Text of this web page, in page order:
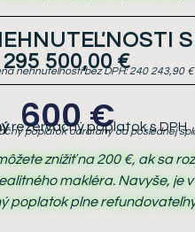
295 500,00 €
nehnuteľnosti bez DPH:240 243,90 €
600 €
rezervačný poplatok s DPH
poplatok odrátaný od poslednej
znížiť na 200 €, ak sa
makléra. Navyše, je
poplatok plne